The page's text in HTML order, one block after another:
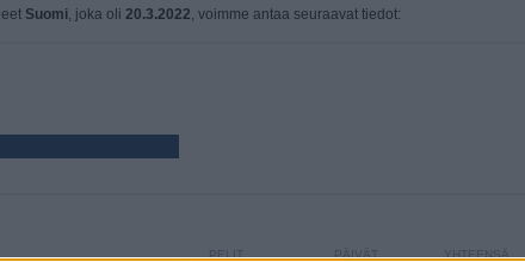
Suomi, joka oli 20.3.2022, voimme antaa seuraavat tiedot:
YHTEENSÄ
PÄIVÄT
PELIT